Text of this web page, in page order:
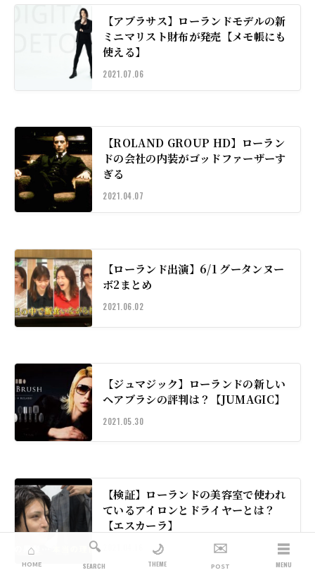
【アブラサス】ローランドモデルの新
ミニマリスト財布が発売【メモ帳にも
使える】
2021.07.06
【ROLAND GROUP HD】ローラン
ドの会社の内装がゴッドファーザーす
ぎる
2021.04.07
【ローランド出演】6/1 グータンヌー
ボ2まとめ
2021.06.02
【ジュマジック】ローランドの新しい
ヘアブラシの評判は？【JUMAGIC】
2021.05.30
【検証】ローランドの美容室で使われ
ているアイロンとドライヤーとは？
【エスカーラ】
⌂
HOME
🔍
SEARCH
🌙
THEME
✉️
POST
☰
MENU